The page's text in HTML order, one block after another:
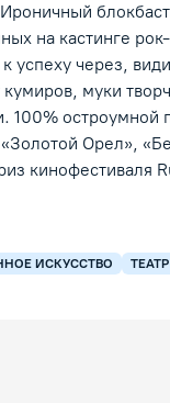
на кастинге
успеху через,
муки
100%
Орел»,
ИСКУССТВО ТЕАТР